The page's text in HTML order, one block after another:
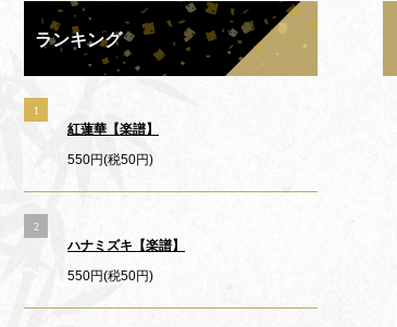
ランキング
1
紅蓮華【楽譜】
550円(税50円)
2
ハナミズキ【楽譜】
550円(税50円)